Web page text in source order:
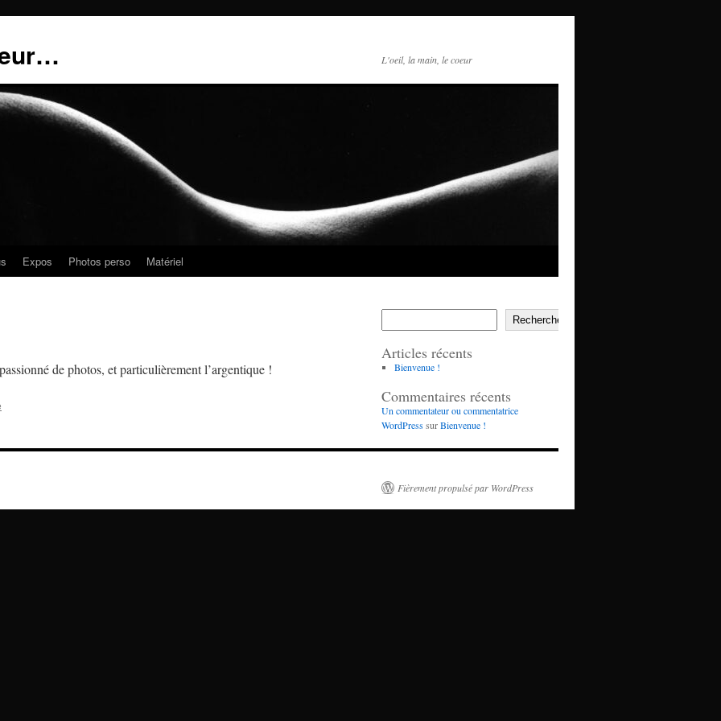
L'oeil, la main, le coeur
Expos Photos perso Matériel
de photos, et particulièrement l’argentique !
Rechercher
Articles récents
Bienvenue !
Commentaires récents
Un commentateur ou commentatrice
WordPresssurBienvenue !
Fièrement propulsé par WordPress